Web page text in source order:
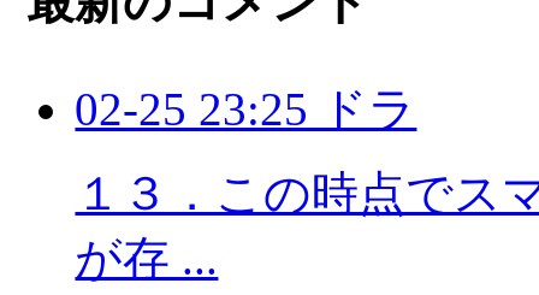
02-25 23:25 ドラ
１３．この時点でス
が存 ...